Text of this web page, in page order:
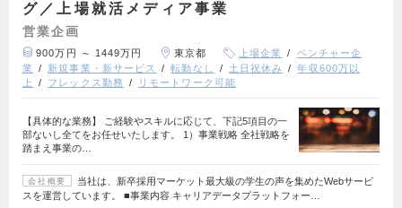
グ／上場就活メディア事業
営業企画
900万円 ～ 1449万円 東京都 上場企業
ベンチャー企
業
新規事業・新サービス 転勤なし 土日祝休み
年収600万以
上
フレックス勤務 リモートワーク可能
【具体的な業務】 ご経験やスキルに応じて、下記5項目の一
部ないし全てをお任せいたします。 1）事業戦略 全社戦略を
踏まえ事業の…
会社概要
当社は、新卒採用マーケット最大級の学生の声を集めたWebサービ
スを運営しています。 ■事業内容 キャリアデータプラットフォー…